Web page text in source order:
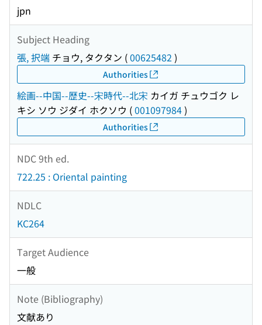
jpn
Subject Heading
張, 択端 チョウ, タクタン (00625482 )
Authorities
絵画--中国--歴史--宋時代--北宋 カイガ チュウゴク レ
キシ ソウ ジダイ ホクソウ (001097984)
Authorities
NDC 9th ed.
722.25 : Oriental painting
NDLC
KC264
Target Audience
一般
Note (Bibliography)
文献あり